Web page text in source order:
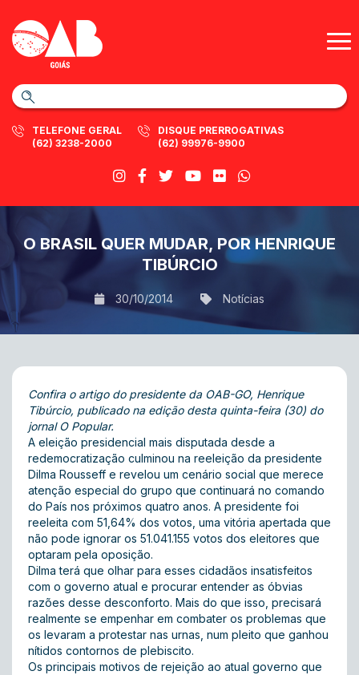
TELEFONE GERAL
(62) 3238-2000
DISQUE PRERROGATIVAS
(62) 99976-9900
O BRASIL QUER MUDAR, POR HENRIQUE
TIBÚRCIO
30/10/2014 Notícias
Confira o artigo do presidente da OAB-GO, Henrique
Tibúrcio, publicado na edição desta quinta-feira (30) do
jornal O Popular.
A eleição presidencial mais disputada desde a
redemocratização culminou na reeleição da presidente
Dilma Rousseff e revelou um cenário social que merece
atenção especial do grupo que continuará no comando
do País nos próximos quatro anos. A presidente foi
reeleita com 51,64% dos votos, uma vitória apertada que
não pode ignorar os 51.041.155 votos dos eleitores que
optaram pela oposição.
Dilma terá que olhar para esses cidadãos insatisfeitos
com o governo atual e procurar entender as óbvias
razões desse desconforto. Mais do que isso, precisará
realmente se empenhar em combater os problemas que
os levaram a protestar nas urnas, num pleito que ganhou
nítidos contornos de plebiscito.
Os principais motivos de rejeição ao atual governo que